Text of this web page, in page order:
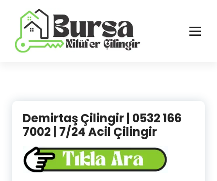
Demirtaş Çilingir | 0532 166
7002 | 7/24 Acil Çilingir